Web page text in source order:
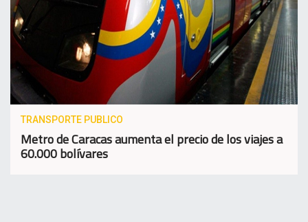
TRANSPORTE PUBLICO
Metro de Caracas aumenta el precio de los viajes a
60.000 bolívares